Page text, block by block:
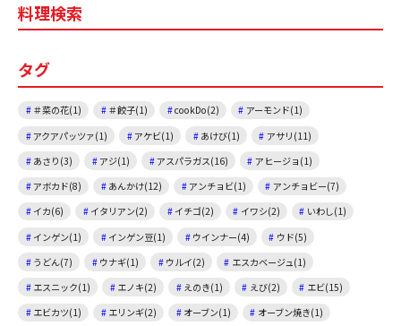
b
o
k
料理検索
タグ
＃菜の花(1) ＃餃子(1) cookDo(2)
アーモンド(1)
アクアパッツァ(1)
アケビ(1) あけび(1)
アサリ(11)
あさり(3)
アジ(1) アスパラガス(16)
アヒージョ(1)
アボカド(8)
あんかけ(12) アンチョビ(1)
アンチョビー(7)
イカ(6)
イタリアン(2) イチゴ(2) イワシ(2)
いわし(1)
インゲン(1)
インゲン豆(1) ウインナー(4)
ウド(5)
うどん(7)
ウナギ(1) ウルイ(2)
エスカベージュ(1)
エスニック(1)
エノキ(2) えのき(1) えび(2)
エビ(15)
エビカツ(1)
エリンギ(2) オーブン(1)
オーブン焼き(1)